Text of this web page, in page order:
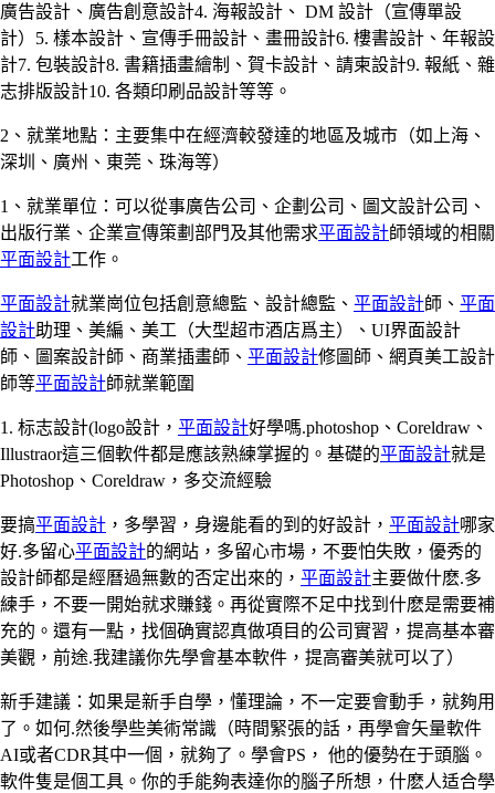
廣告設計、廣告創意設計4. 海報設計、 DM 設計（宣傳單設
計）5. 樣本設計、宣傳手冊設計、畫冊設計6. 樓書設計、年報設
計7. 包裝設計8. 書籍插畫繪制、賀卡設計、請柬設計9. 報紙、雜
志排版設計10. 各類印刷品設計等等。
2、就業地點：主要集中在經濟較發達的地區及城市（如上海、
深圳、廣州、東莞、珠海等）
1、就業單位：可以從事廣告公司、企劃公司、圖文設計公司、
出版行業、企業宣傳策劃部門及其他需求平面設計師領域的相關
平面設計工作。
平面設計就業崗位包括創意總監、設計總監、 平面設計師、 平面
設計助理、美編、美工（大型超市酒店爲主）、UI界面設計
師、圖案設計師、商業插畫師、 平面設計修圖師、網頁美工設計
師等平面設計師就業範圍
1. 标志設計(logo設計， 平面設計好學嗎.photoshop、Coreldraw、
Illustraor這三個軟件都是應該熟練掌握的。基礎的平面設計就是
Photoshop、Coreldraw，多交流經驗
要搞平面設計 ，多學習，身邊能看的到的好設計， 平面設計哪家
好.多留心平面設計的網站，多留心市場，不要怕失敗，優秀的
設計師都是經曆過無數的否定出來的， 平面設計主要做什麽.多
練手，不要一開始就求賺錢。再從實際不足中找到什麽是需要補
充的。還有一點，找個确實認真做項目的公司實習，提高基本審
美觀，前途.我建議你先學會基本軟件，提高審美就可以了）
新手建議：如果是新手自學，懂理論，不一定要會動手，就夠用
了。如何.然後學些美術常識（時間緊張的話，再學會矢量軟件
AI或者CDR其中一個，就夠了。學會PS， 他的優勢在于頭腦。
軟件隻是個工具。你的手能夠表達你的腦子所想，什麽人适合學